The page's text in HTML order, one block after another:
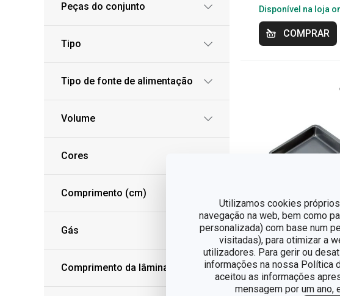
Utilizamos cookies
navegação na web, bem como
personalizada) com base num
visitadas), para otimizar a
utilizadores. Para gerir ou
informações na nossa Política
aceitou as informações
mensagem por um
Peças do conjunto
Tipo
Tipo de fonte de alimentação
Volume
Cores
Comprimento (cm)
Gás
Comprimento da lâmina (cm)
Disponível na loja
COMPRAR
Tabuleiro fundo
forno DELICIA
36 x 25 cm